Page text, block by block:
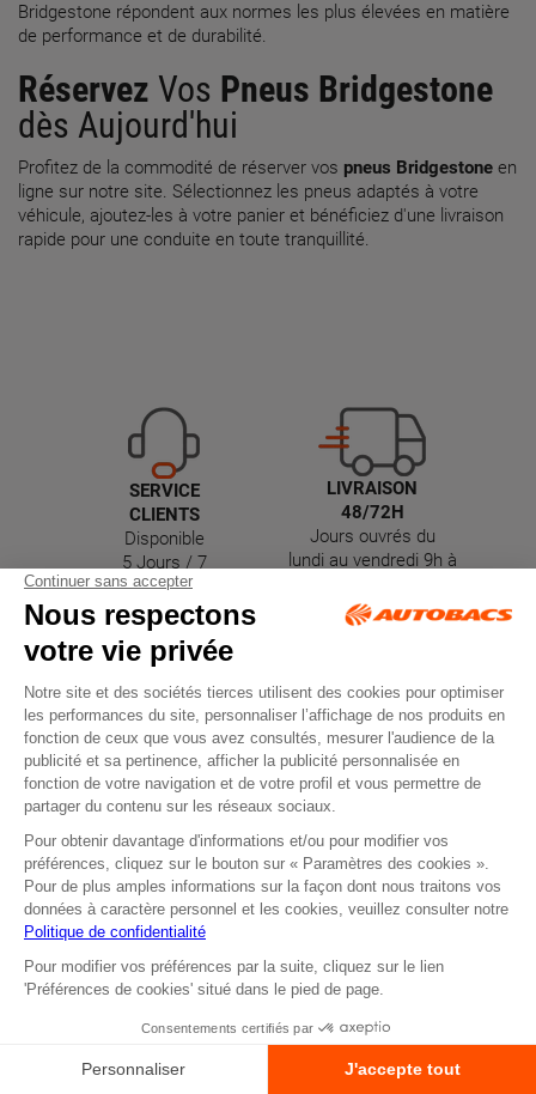
Bridgestone répondent aux normes les plus élevées en matière
de performance et de durabilité.
Réservez Vos Pneus Bridgestone
dès Aujourd'hui
Profitez de la commodité de réserver vos pneus Bridgestone en
ligne sur notre site. Sélectionnez les pneus adaptés à votre
véhicule, ajoutez-les à votre panier et bénéficiez d'une livraison
rapide pour une conduite en toute tranquillité.
SERVICE
CLIENTS
Disponible
5 Jours / 7
LIVRAISON
48/72H
Jours ouvrés du
lundi au vendredi 9h à
RETRAIT
EN MAGASIN
Commande
disponible sous 2H
RENDEZ-VOUS
DEVIS EN LIGNE
Réservez votre
prestation
atelier en ligne